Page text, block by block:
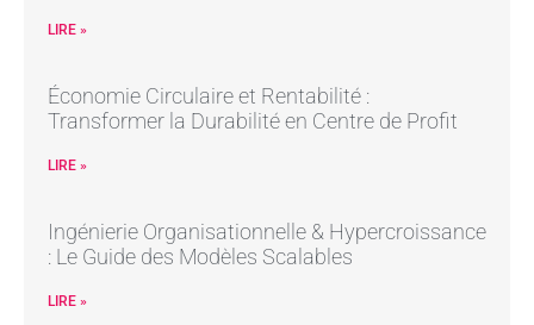
LIRE »
Économie Circulaire et Rentabilité :
Transformer la Durabilité en Centre de Profit
LIRE »
Ingénierie Organisationnelle & Hypercroissance
: Le Guide des Modèles Scalables
LIRE »